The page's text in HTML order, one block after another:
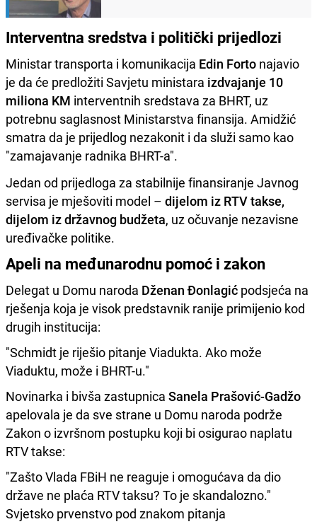
Interventna sredstva i politički prijedlozi
Ministar transporta i komunikacija Edin Forto najavio
je da će predložiti Savjetu ministara izdvajanje 10
miliona KM interventnih sredstava za BHRT, uz
potrebnu saglasnost Ministarstva finansija. Amidžić
smatra da je prijedlog nezakonit i da služi samo kao
"zamajavanje radnika BHRT-a".
Jedan od prijedloga za stabilnije finansiranje Javnog
servisa je mješoviti model – dijelom iz RTV takse,
dijelom iz državnog budžeta, uz očuvanje nezavisne
uređivačke politike.
Apeli na međunarodnu pomoć i zakon
Delegat u Domu naroda Dženan Đonlagić podsjeća na
rješenja koja je visok predstavnik ranije primijenio kod
drugih institucija:
"Schmidt je riješio pitanje Viadukta. Ako može
Viaduktu, može i BHRT-u."
Novinarka i bivša zastupnica Sanela Prašović-Gadžo
apelovala je da sve strane u Domu naroda podrže
Zakon o izvršnom postupku koji bi osigurao naplatu
RTV takse:
"Zašto Vlada FBiH ne reaguje i omogućava da dio
države ne plaća RTV taksu? To je skandalozno."
Svjetsko prvenstvo pod znakom pitanja